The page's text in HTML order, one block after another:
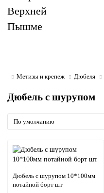
Метизы и крепеж Дюбеля
Дюбель с шурупом
Дюбель с шурупом 10*100мм
потайной борт шт